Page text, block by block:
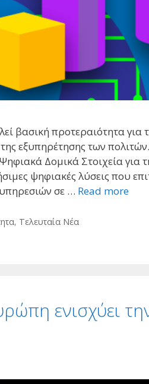
βασική προτεραιότητα για
εξυπηρέτησης των
Δομικά Στοιχεία
ψηφιακές λύσεις που
σε … Read more
, Τελευταία Νέα
ενισχύει